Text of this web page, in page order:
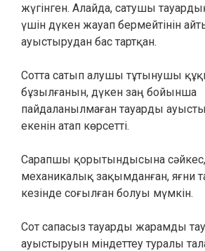
жүгінген. Алайда, сатушы
үшін дүкен жауап бермейтінін
ауыстырудан бас тартқан.
Сотта сатып алушы тұтынушы
бұзылғанын, дүкен заң бойынша
пайдаланылмаған тауарды
екенін атап көрсетті.
Сарапшы қорытындысына сәйкес,
механикалық зақымданған, яғни
кезінде соғылған болуы мүмкін.
Сот сапасыз тауарды жарамды
ауыстыруын міндеттеу туралы